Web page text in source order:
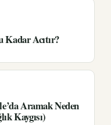
Kadar Acıtır?
Aramak Neden
Kaygısı)